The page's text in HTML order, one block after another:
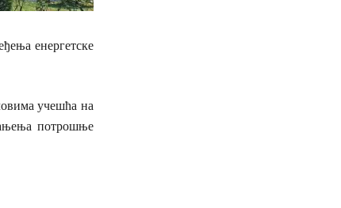
енергетске
учешћа на
потрошње